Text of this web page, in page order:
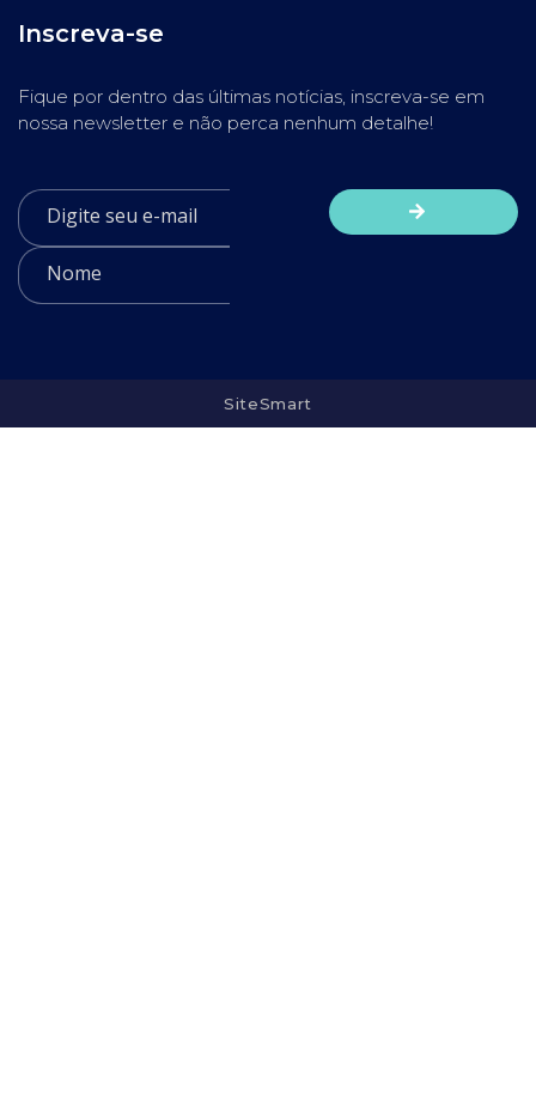
Inscreva-se
Fique por dentro das últimas notícias, inscreva-se em
nossa newsletter e não perca nenhum detalhe!
SiteSmart